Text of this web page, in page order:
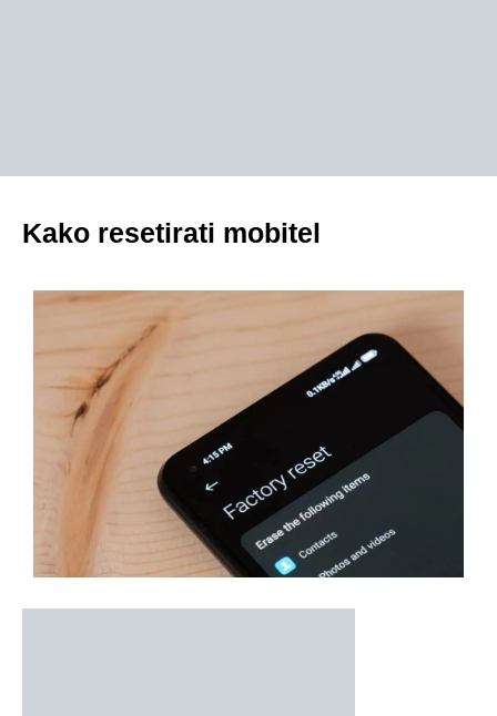
Kako resetirati mobitel